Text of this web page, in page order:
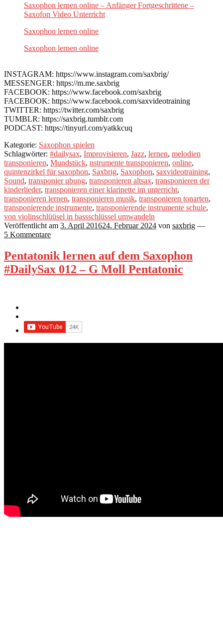
Saxophon lernen online – Anfänger Fortgeschrittene –
Saxofon Video Unterricht
Saxophon lernen online
Saxophon lernen online
INSTAGRAM: https://www.instagram.com/saxbrig/
MESSENGER: https://m.me.saxbrig
FACEBOOK: https://www.facebook.com/saxbrig
FACEBOOK: https://www.facebook.com/saxvideotraining
TWITTER: https://twitter.com/saxbrig
TUMBLR: https://saxbrig.tumblr.com
PODCAST: https://tinyurl.com/yatkkcuq
Kategorie: Saxophon spielen
Schlagwörter: #dailysax, Improvisieren, Jazz, lernen, melodien
transponieren, Mundstück, nstrumente transponieren, online,
quintenzirkel für saxophon, Saxbrig, Saxophon, saxvideotraining,
Sound, transponier ubung, transponieren altsax, transponieren der
kinderlieder, transponieren einer klarinette im unterricht,
transponieren lernen, transponieren musik, transponieren tonarten,
transponierende instrumente, transponierende instrumente schule,
von violinschlüüsel in bassschlüssel umwandeln
Veröffentlicht am 3. April 201624. Februar 2024 von saxbrig —
5 Kommentare
Pentatonik lernen auf dem Saxophon
#DailySax 012 – G Moll Pentatonic